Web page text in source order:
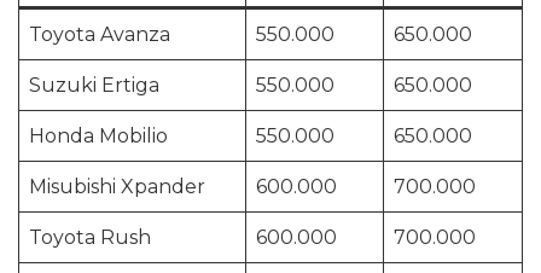
Toyota Avanza 550.000 650.000
Suzuki Ertiga 550.000 650.000
Honda Mobilio 550.000 650.000
Misubishi Xpander 600.000 700.000
Toyota Rush 600.000 700.000